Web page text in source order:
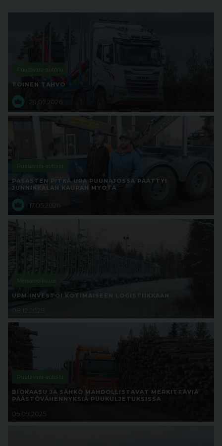
Puutavara-autoilu
TOINEN TAHVO
29.07.2026
Puutavara-autoilu
PASASTEN PITKÄ URA PUUNAJOSSA PÄÄTTYI
JUNNIKKALAN KAUPAN MYÖTÄ
17.05.2026
Metsäteollisuus
UPM INVESTOI KOTIMAISEEN LOGISTIIKKAAN
08.12.2025
Puutavara-autoilu
BIOKAASU JA SÄHKÖ MAHDOLLISTAVAT MERKITTÄVIÄ
PÄÄSTÖVÄHENNYKSIÄ PUUKULJETUKSISSA
05.09.2025